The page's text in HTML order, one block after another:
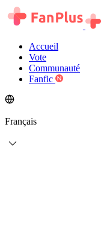
Accueil
Vote
Communauté
Fanfic
Français